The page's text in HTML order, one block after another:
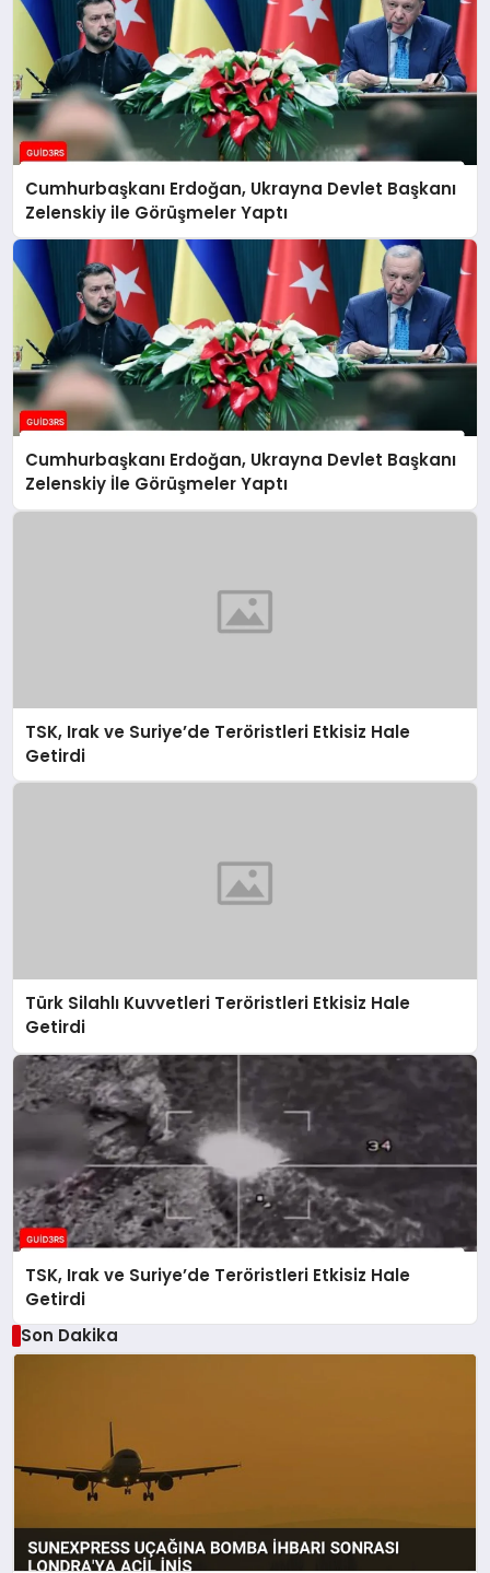
Cumhurbaşkanı Erdoğan, Ukrayna Devlet Başkanı
Zelenskiy ile Görüşmeler Yaptı
Cumhurbaşkanı Erdoğan, Ukrayna Devlet Başkanı
Zelenskiy İle Görüşmeler Yaptı
TSK, Irak ve Suriye’de Teröristleri Etkisiz Hale
Getirdi
Türk Silahlı Kuvvetleri Teröristleri Etkisiz Hale
Getirdi
TSK, Irak ve Suriye’de Teröristleri Etkisiz Hale
Getirdi
Son Dakika